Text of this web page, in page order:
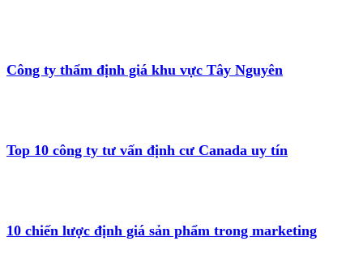
Công ty thẩm định giá khu vực Tây Nguyên
Top 10 công ty tư vấn định cư Canada uy tín
10 chiến lược định giá sản phẩm trong marketing